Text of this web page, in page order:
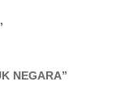
NEGARA”